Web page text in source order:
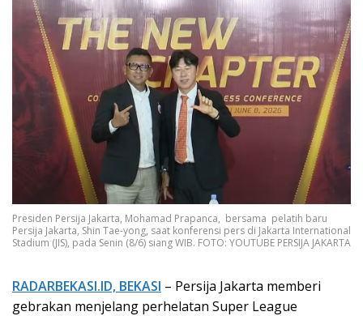
Presiden Persija Jakarta, Mohamad Prapanca, bersama pelatih baru
Persija Jakarta, Shin Tae-yong, saat konferensi pers di Jakarta International
Stadium (JIS), pada Senin (8/6) siang WIB. FOTO: YOUTUBE PERSIJA JAKARTA
RADARBEKASI.ID, BEKASI – Persija Jakarta memberi
gebrakan menjelang perhelatan Super League